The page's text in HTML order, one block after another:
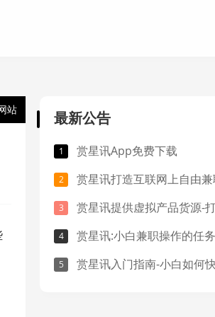
站 最新公告
赏星讯App免费下载
赏星讯打造互联网上自由兼
赏星讯提供虚拟产品货源-打造
赏星讯:小白兼职操作的任务
赏星讯入门指南-小白如何